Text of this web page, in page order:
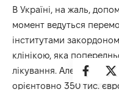
В Україні, на жаль,
момент ведуться
інститутами
клінікою, яка
лікування. Але сума за
орієнтовно 350 тис.